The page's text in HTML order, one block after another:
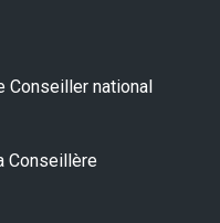
Conseiller national
Conseillère